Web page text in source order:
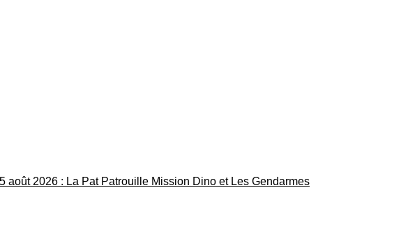
août 2026 : La Pat Patrouille Mission Dino et Les Gendarmes